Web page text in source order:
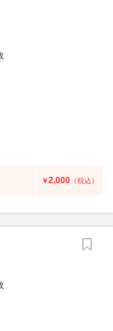
￥2,000 （税込）